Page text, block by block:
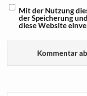
Mit der Nutzung
der Speicherung
diese Website